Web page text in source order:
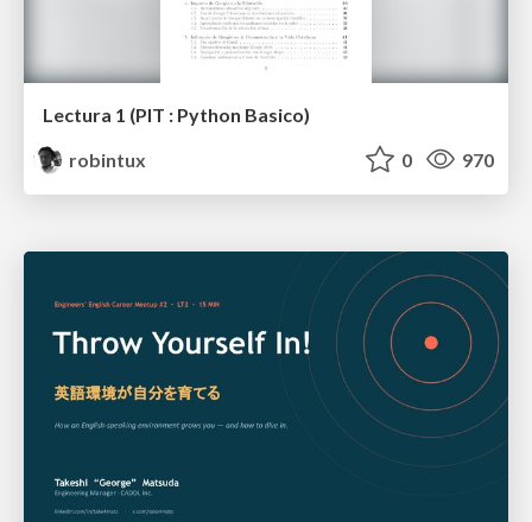
Lectura 1 (PIT : Python Basico)
robintux
0 970